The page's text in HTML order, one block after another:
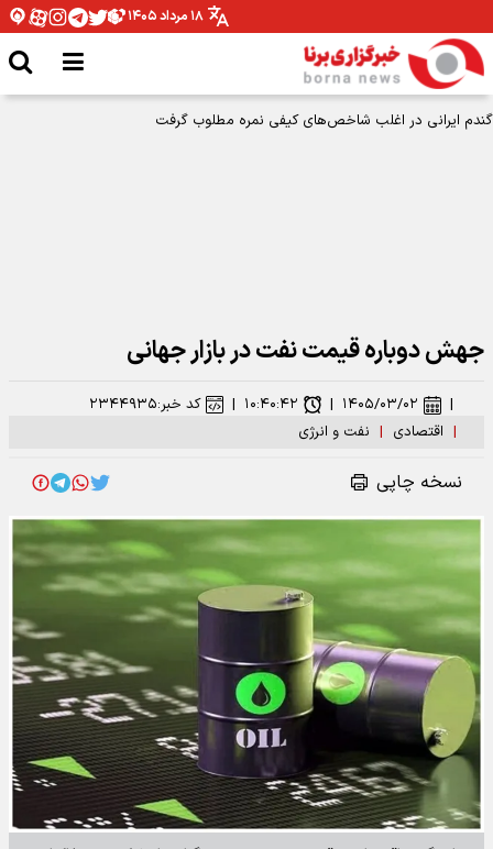
۱۸ مرداد ۱۴۰۵
جهش دوباره قیمت نفت در بازار جهانی
| اقتصادی | نفت و انرژی
| ۱۴۰۵/۰۳/۰۲ | ۱۰:۴۰:۴۲ | کد خبر:۲۳۴۴۹۳۵
نسخه چاپی